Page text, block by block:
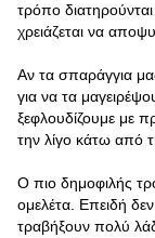
τρόπο
χρειάζεται να
Αν τα σπαράγγια
για να τα
ξεφλουδίζουμε με
την λίγο κάτω από
Ο πιο δημοφιλής
ομελέτα. Επειδή
τραβήξουν πολύ